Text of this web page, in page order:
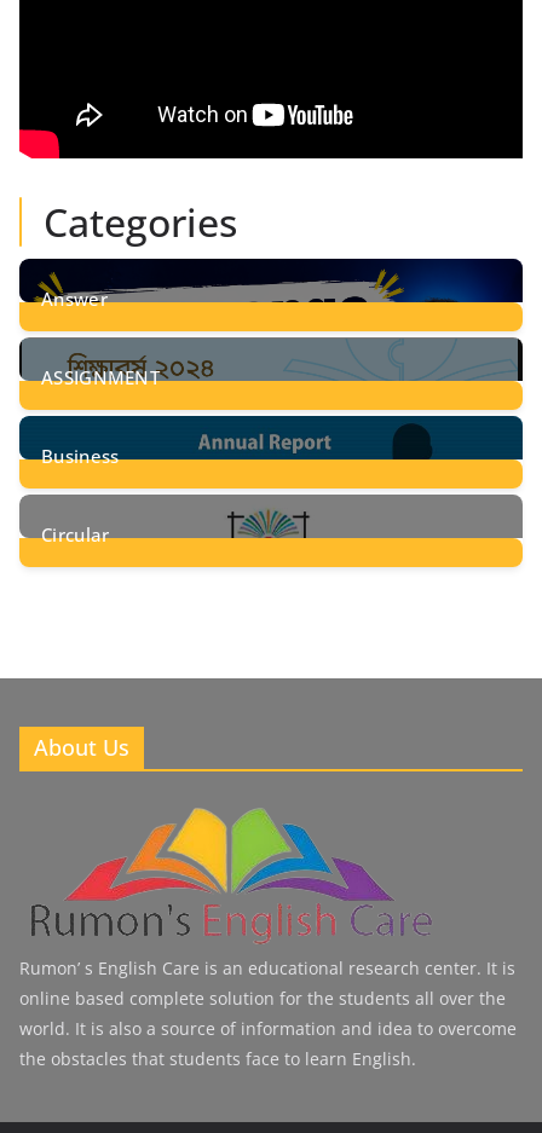
Categories
Answer
28Posts
ASSIGNMENT
24Posts
Business
8Posts
Circular
About Us
Rumon’ s English Care is an educational research center. It is
online based complete solution for the students all over the
world. It is also a source of information and idea to overcome
the obstacles that students face to learn English.